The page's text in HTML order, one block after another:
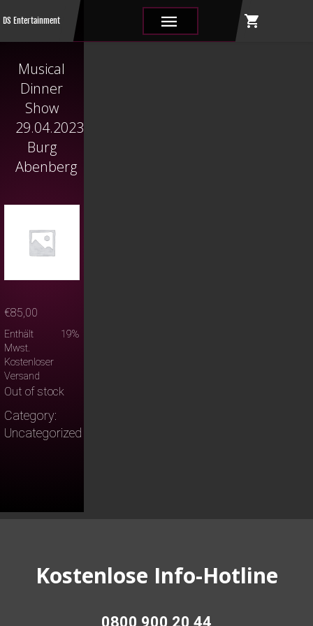
DS Entertainment ||| shopping_cart
Musical
Dinner
Show
29.04.2023
Burg
Abenberg
€85,00
Enthält 19%
Mwst.
Kostenloser
Versand
Out of stock
Category:
Uncategorized
Kostenlose Info-Hotline
0800 900 20 44